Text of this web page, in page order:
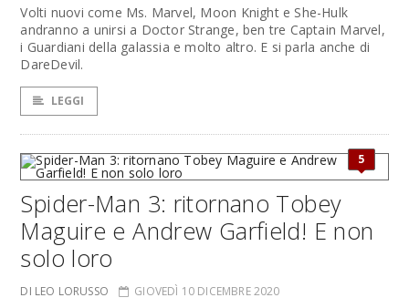
Volti nuovi come Ms. Marvel, Moon Knight e She-Hulk
andranno a unirsi a Doctor Strange, ben tre Captain Marvel,
i Guardiani della galassia e molto altro. E si parla anche di
DareDevil.
LEGGI
5
Spider-Man 3: ritornano Tobey
Maguire e Andrew Garfield! E non
solo loro
DI LEO LORUSSO GIOVEDÌ 10 DICEMBRE 2020